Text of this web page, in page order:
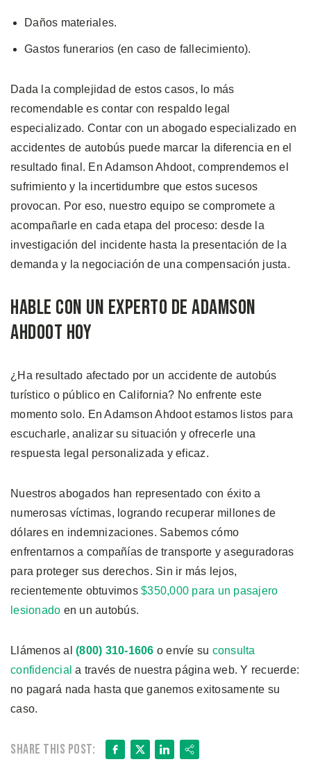
Daños materiales.
Gastos funerarios (en caso de fallecimiento).
Dada la complejidad de estos casos, lo más
recomendable es contar con respaldo legal
especializado. Contar con un abogado especializado en
accidentes de autobús puede marcar la diferencia en el
resultado final. En Adamson Ahdoot, comprendemos el
sufrimiento y la incertidumbre que estos sucesos
provocan. Por eso, nuestro equipo se compromete a
acompañarle en cada etapa del proceso: desde la
investigación del incidente hasta la presentación de la
demanda y la negociación de una compensación justa.
Hable con un Experto de Adamson
Ahdoot Hoy
¿Ha resultado afectado por un accidente de autobús
turístico o público en California? No enfrente este
momento solo. En Adamson Ahdoot estamos listos para
escucharle, analizar su situación y ofrecerle una
respuesta legal personalizada y eficaz.
Nuestros abogados han representado con éxito a
numerosas víctimas, logrando recuperar millones de
dólares en indemnizaciones. Sabemos cómo
enfrentarnos a compañías de transporte y aseguradoras
para proteger sus derechos. Sin ir más lejos,
recientemente obtuvimos $350,000 para un pasajero
lesionado en un autobús.
Llámenos al (800) 310-1606 o envíe su consulta
confidencial a través de nuestra página web. Y recuerde:
no pagará nada hasta que ganemos exitosamente su
caso.
Share this post: Facebook
X LinkedIn
Share